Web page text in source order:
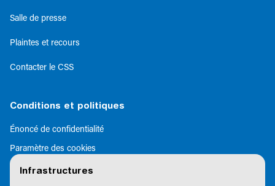
Salle de presse
Plaintes et recours
Contacter le CSS
Conditions et politiques
Énoncé de confidentialité
Paramètre des cookies
Infrastructures